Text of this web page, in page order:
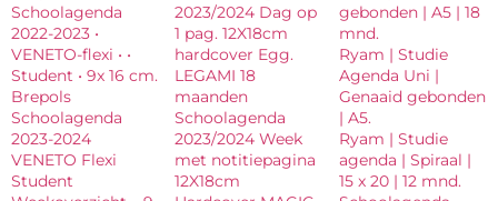
Schoolagenda
2022-2023 •
VENETO-flexi • •
Student • 9x 16 cm.
Brepols
Schoolagenda
2023-2024
VENETO Flexi
Student
2023/2024 Dag op
1 pag. 12X18cm
hardcover Egg.
LEGAMI 18
maanden
Schoolagenda
2023/2024 Week
met notitiepagina
12X18cm
gebonden | A5 | 18
mnd.
Ryam | Studie
Agenda Uni |
Genaaid gebonden
| A5.
Ryam | Studie
agenda | Spiraal |
15 x 20 | 12 mnd.